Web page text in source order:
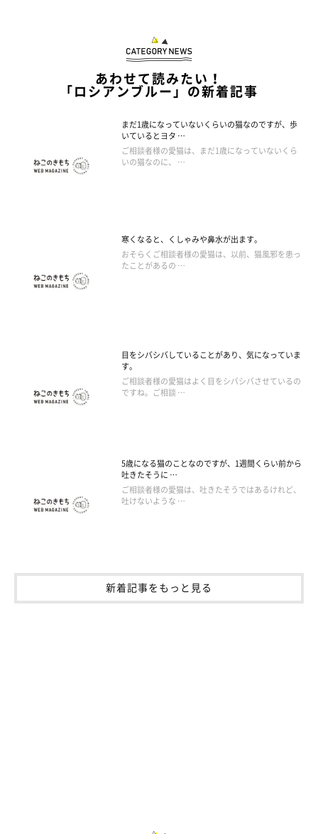
あわせて読みたい！
「ロシアンブルー」の新着記事
まだ1歳になっていないくらいの猫なのですが、歩
いているとヨタ …
ご相談者様の愛猫は、まだ1歳になっていないくら
いの猫なのに、 …
寒くなると、くしゃみや鼻水が出ます。
おそらくご相談者様の愛猫は、以前、猫風邪を患っ
たことがあるの …
目をシバシバしていることがあり、気になっていま
す。
ご相談者様の愛猫はよく目をシバシバさせているの
ですね。ご相談 …
5歳になる猫のことなのですが、1週間くらい前から
吐きたそうに …
ご相談者様の愛猫は、吐きたそうではあるけれど、
吐けないような …
新着記事をもっと見る